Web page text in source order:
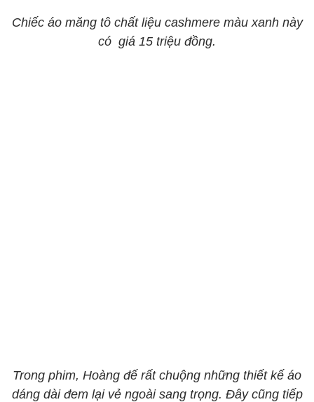
Chiếc áo măng tô chất liệu cashmere màu xanh này
có giá 15 triệu đồng.
Trong phim, Hoàng đế rất chuộng những thiết kế áo
dáng dài đem lại vẻ ngoài sang trọng. Đây cũng tiếp